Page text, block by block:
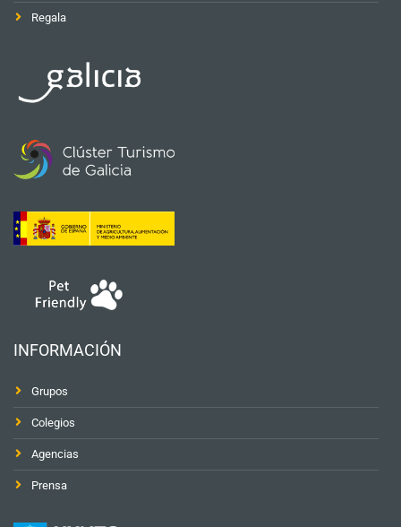
Regala
INFORMACIÓN
Grupos
Colegios
Agencias
Prensa